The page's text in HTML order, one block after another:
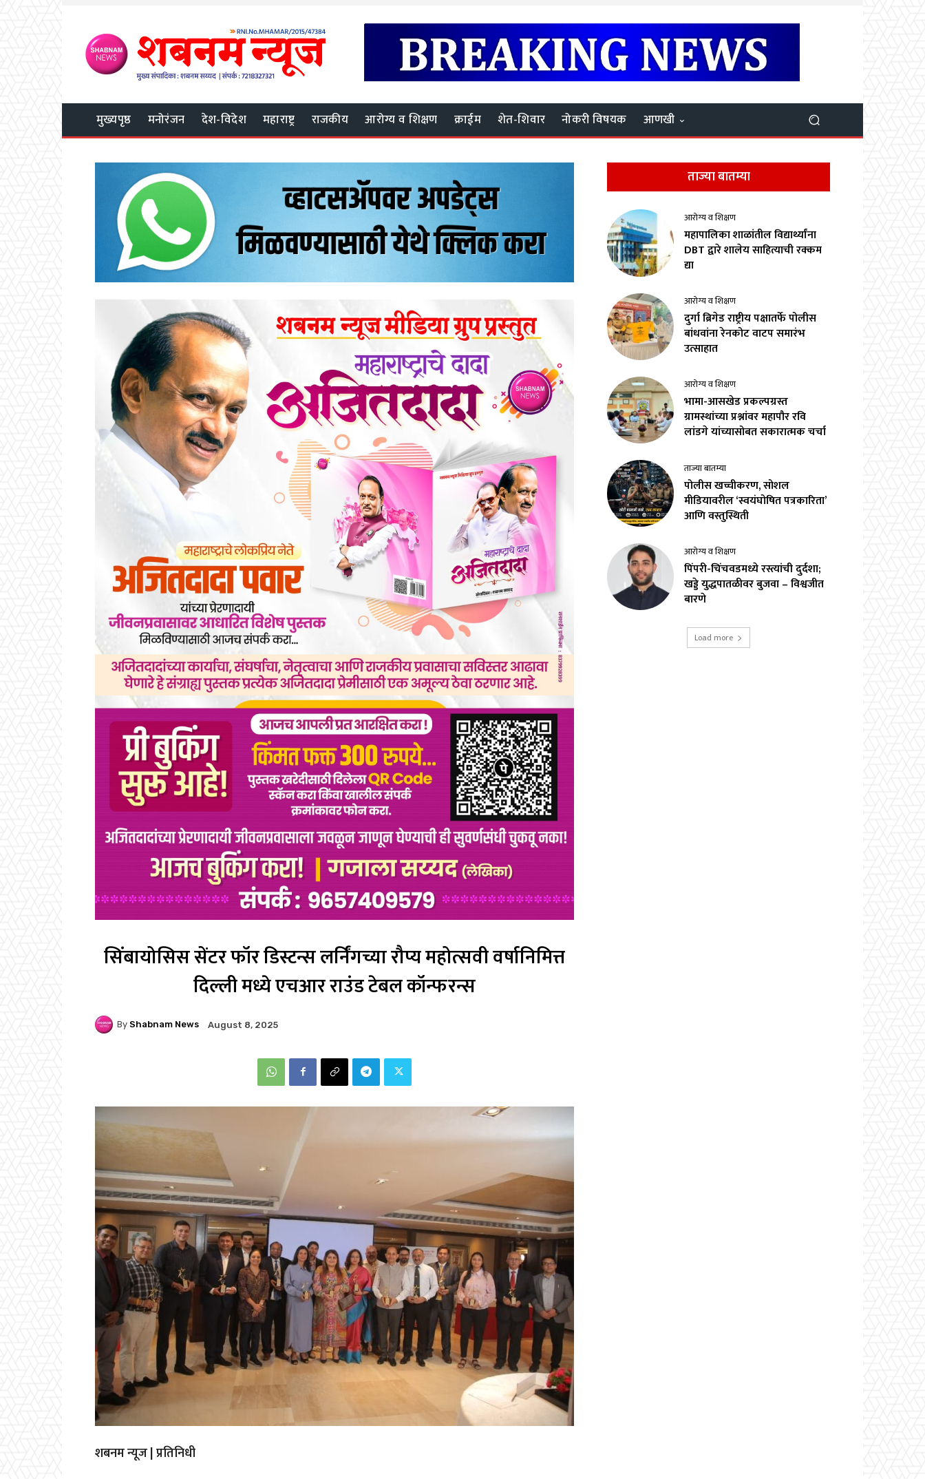
मुख्यपृष्ठ मनोरंजन देश-विदेश महाराष्ट्र राजकीय आरोग्य व शिक्षण क्राईम शेत-शिवार नोकरी विषयक आणखी
सिंबायोसिस सेंटर फॉर डिस्टन्स लर्निंगच्या रौप्य महोत्सवी वर्षानिमित्त
दिल्ली मध्ये एचआर राउंड टेबल कॉन्फरन्स
By Shabnam News August 8, 2025
शबनम न्यूज | प्रतिनिधी
ताज्या बातम्या
आरोग्य व शिक्षण
महापालिका शाळांतील विद्यार्थ्यांना
DBT द्वारे शालेय साहित्याची रक्कम
द्या
आरोग्य व शिक्षण
दुर्गा ब्रिगेड राष्ट्रीय पक्षातर्फे पोलीस
बांधवांना रेनकोट वाटप समारंभ
उत्साहात
आरोग्य व शिक्षण
भामा-आसखेड प्रकल्पग्रस्त
ग्रामस्थांच्या प्रश्नांवर महापौर रवि
लांडगे यांच्यासोबत सकारात्मक चर्चा
ताज्या बातम्या
पोलीस खच्चीकरण, सोशल
मीडियावरील ‘स्वयंघोषित पत्रकारिता’
आणि वस्तुस्थिती
आरोग्य व शिक्षण
पिंपरी-चिंचवडमध्ये रस्त्यांची दुर्दशा;
खड्डे युद्धपातळीवर बुजवा – विश्वजीत
बारणे
Load more